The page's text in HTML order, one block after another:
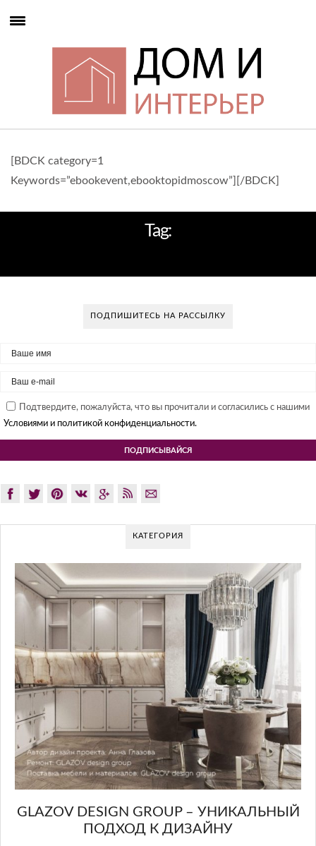
[BDCK category=1
Keywords=”ebookevent,ebooktopidmoscow”][/BDCK]
Tag:
ПОДПИШИТЕСЬ НА РАССЫЛКУ
Подтвердите, пожалуйста, что вы прочитали и согласились с нашими
Условиями и политикой конфиденциальности.
КАТЕГОРИЯ
GLAZOV DESIGN GROUP – УНИКАЛЬНЫЙ
ПОДХОД К ДИЗАЙНУ